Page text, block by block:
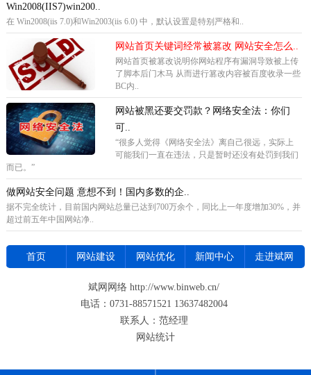
Win2008(IIS7)win200..
在 Win2008(iis 7.0)和Win2003(iis 6.0) 中，默认设置是特别严格和..
网站首页关键词经常被篡改 网站安全怎么..
网站首页被篡改说明你网站程序有漏洞导致被上传
了脚本后门木马 从而进行篡改内容被百度收录一些
BC内..
网站被黑还要交罚款？网络安全法：你们
可..
“很多人觉得《网络安全法》离自己很远，实际上
可能我们一直在违法，只是暂时还没有处罚到我们
而已。”
做网站安全问题 意想不到！国内多数的企..
据不完全统计，目前国内网站总量已达到700万余个，同比上一年度增加30%，并
超过前五年中国网站净..
首页 网站建设 网站优化 新闻中心 走进斌网
斌网网络 http://www.binweb.cn/
电话：0731-88571521 13637482004
联系人：范经理
网站统计